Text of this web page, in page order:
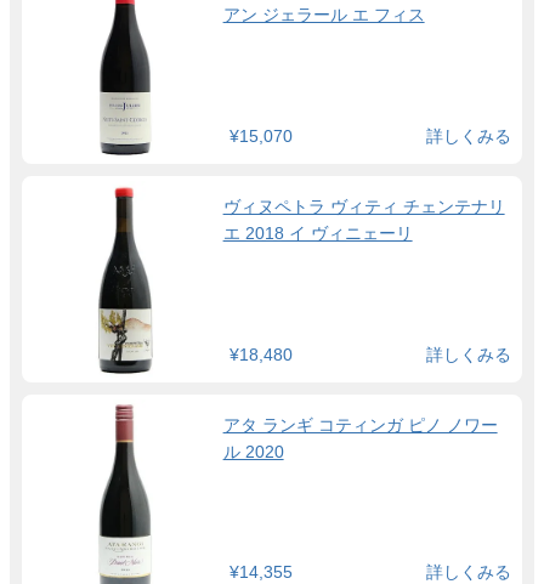
アン ジェラール エ フィス
¥15,070 詳しくみる
ヴィヌペトラ ヴィティ チェンテナリ
エ 2018 イ ヴィニェーリ
¥18,480 詳しくみる
アタ ランギ コティンガ ピノ ノワー
ル 2020
¥14,355 詳しくみる